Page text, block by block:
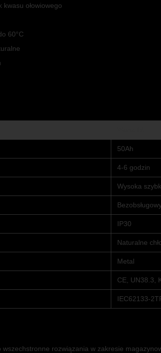
ołowiowego
60°C
50Ah
4-6 godzin
Wysoka
IP30
Naturalne
Metal
CE, UN38.3,
IEC62133-
wszechstronne rozwiązania w zakresie